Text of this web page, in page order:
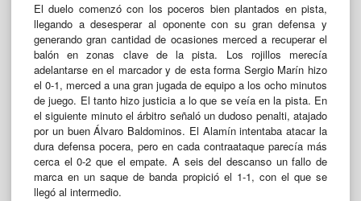
El duelo comenzó con los poceros bien plantados en pista,
llegando a desesperar al oponente con su gran defensa y
generando gran cantidad de ocasiones merced a recuperar el
balón en zonas clave de la pista. Los rojillos merecía
adelantarse en el marcador y de esta forma Sergio Marín hizo
el 0-1, merced a una gran jugada de equipo a los ocho minutos
de juego. El tanto hizo justicia a lo que se veía en la pista. En
el siguiente minuto el árbitro señaló un dudoso penalti, atajado
por un buen Álvaro Baldominos. El Alamín intentaba atacar la
dura defensa pocera, pero en cada contraataque parecía más
cerca el 0-2 que el empate. A seis del descanso un fallo de
marca en un saque de banda propició el 1-1, con el que se
llegó al intermedio.